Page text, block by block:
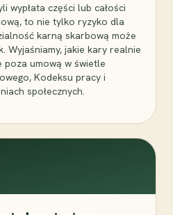
wypłata części lub całości
to nie tylko ryzyko dla
karną skarbową może
Wyjaśniamy, jakie kary realnie
poza umową w świetle
Kodeksu pracy i
społecznych.